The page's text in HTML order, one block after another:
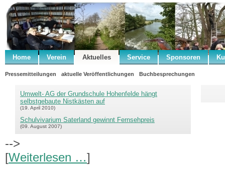
Home Verein Aktuelles Service Sponsoren
Pressemitteilungen aktuelle Veröffentlichungen Buchbesprechungen
Umwelt- AG der Grundschule Hohenfelde hängt
selbstgebaute Nistkästen auf
(19. April 2010)
Schulvivarium Saterland gewinnt Fernsehpreis
(09. August 2007)
-->
[Weiterlesen …]